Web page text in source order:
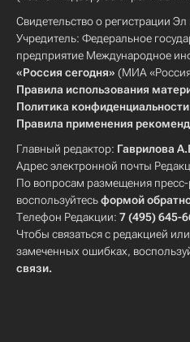
Свидетельство о регистрации
Учредитель: Федеральное
предприятие Международное
«Россия сегодня» (МИА
Правила использования
Политика конфиденциальности
Правила применения
Главный редактор: Гаврилова
Адрес электронной почты
По вопросам размещения
воспользуйтесьформой
Телефон Редакции: 7 (495) 645-
Чтобы связаться с редакцией
замеченных ошибках,
связи.